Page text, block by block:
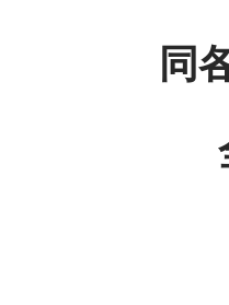
同各
全